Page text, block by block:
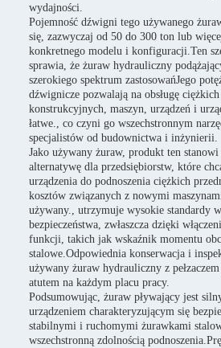
wydajności.
Pojemność dźwigni tego używanego
się, zazwyczaj od 50 do 300 ton lub
konkretnego modelu i konfiguracji.Ten
sprawia, że żuraw hydrauliczny
szerokiego spektrum zastosowańJego
dźwignicze pozwalają na obsługę
konstrukcyjnych, maszyn, urządzeń i
łatwe., co czyni go wszechstronnym
specjalistów od budownictwa i inżynierii.
Jako używany żuraw, produkt ten
alternatywę dla przedsiębiorstw, które
urządzenia do podnoszenia ciężkich
kosztów związanych z nowymi
używany., utrzymuje wysokie standardy
bezpieczeństwa, zwłaszcza dzięki
funkcji, takich jak wskaźnik momentu
stalowe.Odpowiednia konserwacja i
używany żuraw hydrauliczny z
atutem na każdym placu pracy.
Podsumowując, żuraw pływający jest
urządzeniem charakteryzującym się
stabilnymi i ruchomymi żurawkami
wszechstronną zdolnością